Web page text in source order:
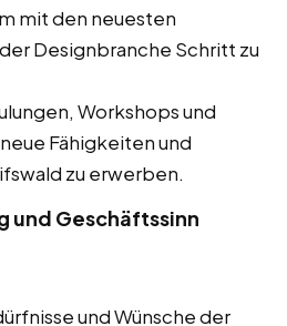
mit den neuesten
Designbranche Schritt zu
Workshops und
Fähigkeiten und
zu erwerben.
und Geschäftssinn
und Wünsche der